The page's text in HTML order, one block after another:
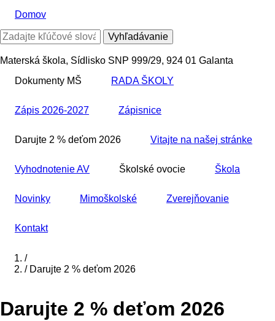
hlavný
obsah
Domov
Vyhľadávanie
Materská škola, Sídlisko SNP 999/29, 924 01 Galanta
Dokumenty MŠ
RADA ŠKOLY
Zápis 2026-2027 Zápisnice
Darujte 2 % deťom 2026 Vitajte na našej stránke
Vyhodnotenie AV Školské ovocie Škola
Novinky Mimoškolské Zverejňovanie
Kontakt
Breadcrumb
/Domov
/ Darujte 2 % deťom 2026
Darujte 2 % deťom 2026